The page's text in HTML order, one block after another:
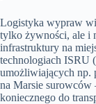
Logistyka wypraw
tylko żywności, ale i
infrastruktury na
technologiach ISRU
umożliwiających np.
na Marsie surowców
koniecznego do